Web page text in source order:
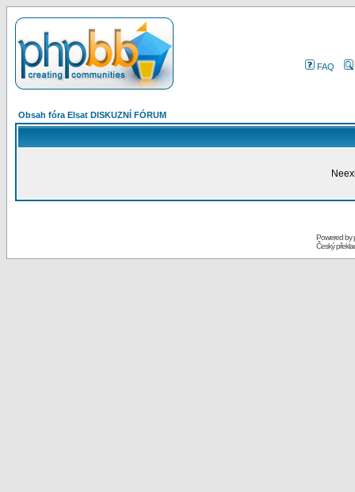
FAQ
Obsah fóra Elsat DISKUZNÍ FÓRUM
Powered by
Český